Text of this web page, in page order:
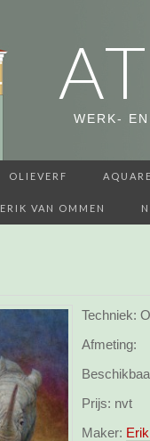
WERK-
OLIEVERF
ERIK VAN OMMEN
Techniek:
Afmeting:
Prijs: nvt
Maker: